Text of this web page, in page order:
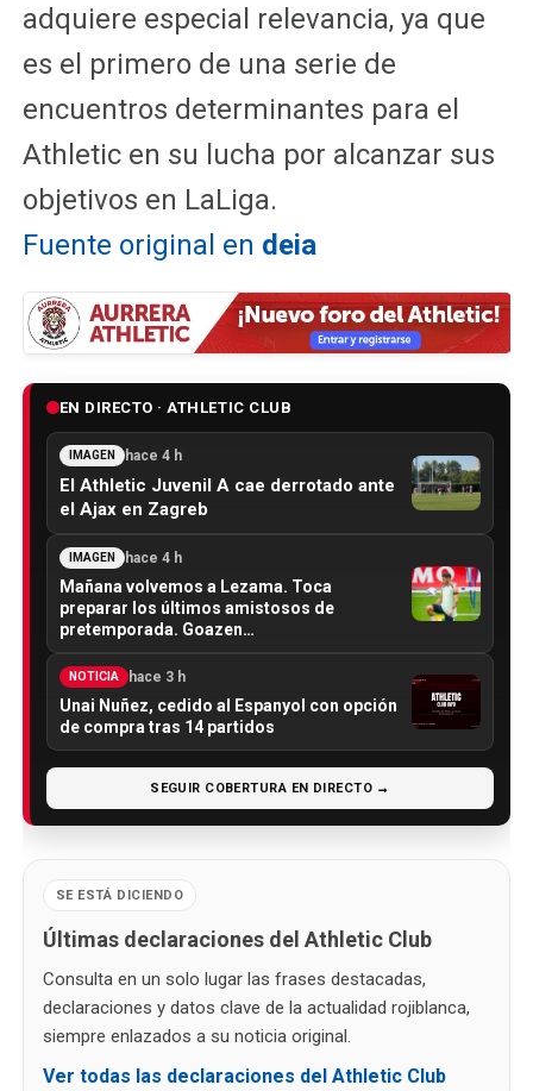
adquiere especial relevancia, ya que
es el primero de una serie de
encuentros determinantes para el
Athletic en su lucha por alcanzar sus
objetivos en LaLiga.
Fuente original en deia
EN DIRECTO · ATHLETIC CLUB
IMAGEN hace 4 h
El Athletic Juvenil A cae derrotado ante
el Ajax en Zagreb
IMAGEN hace 4 h
Mañana volvemos a Lezama. Toca
preparar los últimos amistosos de
pretemporada. Goazen…
NOTICIA hace 3 h
Unai Nuñez, cedido al Espanyol con opción
de compra tras 14 partidos
SEGUIR COBERTURA EN DIRECTO →
SE ESTÁ DICIENDO
Últimas declaraciones del Athletic Club
Consulta en un solo lugar las frases destacadas,
declaraciones y datos clave de la actualidad rojiblanca,
siempre enlazados a su noticia original.
Ver todas las declaraciones del Athletic Club